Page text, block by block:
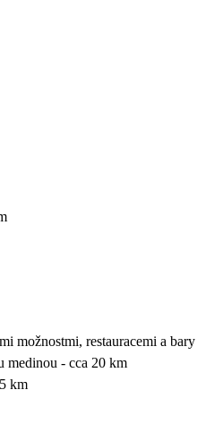
možnostmi, restauracemi a
medinou - cca 20 km
km